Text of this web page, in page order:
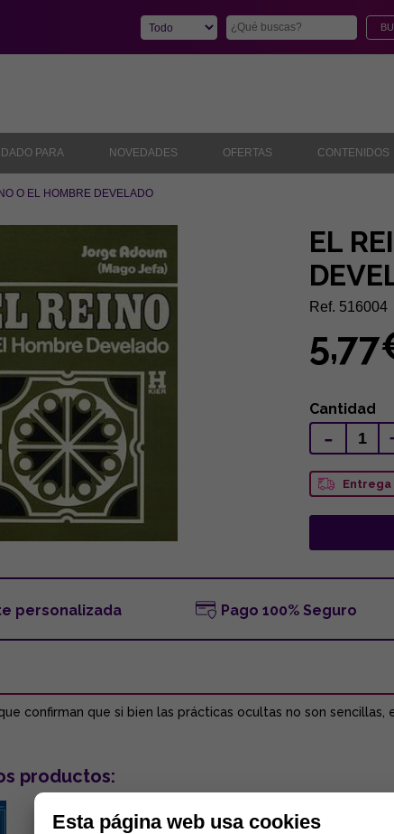
PARA NOVEDADES OFERTAS CONTENIDOS
O EL HOMBRE DEVELADO
EL
Ref. 516004
Cantidad
-
personalizada Pago 100% Seguro
confirman que si bien las prácticas ocultas no son
productos:
Esta página web usa cookies